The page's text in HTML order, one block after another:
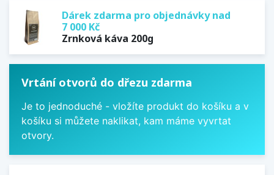
Dárek zdarma pro objednávky nad
7 000 Kč
Zrnková káva 200g
Vrtání otvorů do dřezu zdarma
Je to jednoduché - vložíte produkt do košíku a v
košíku si můžete naklikat, kam máme vyvrtat
otvory.